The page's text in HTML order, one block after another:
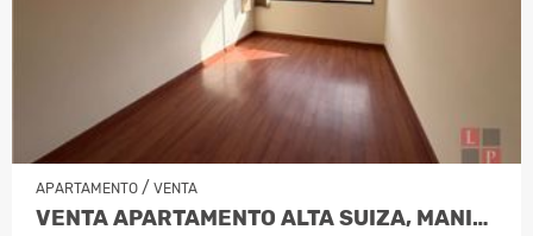
APARTAMENTO / VENTA
VENTA APARTAMENTO ALTA SUIZA, MANIZA…